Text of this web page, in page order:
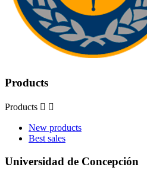
Products
Products  
New products
Best sales
Universidad de Concepción